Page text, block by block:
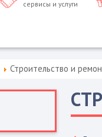
сервисы и услуги
Строительство и